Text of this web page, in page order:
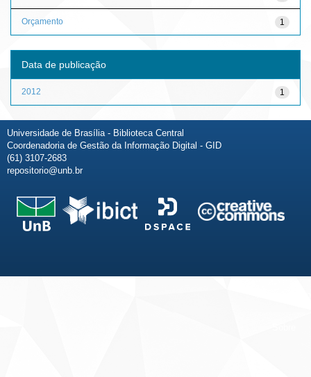
1
Orçamento
Data de publicação
1
2012
Universidade de Brasília - Biblioteca Central
Coordenadoria de Gestão da Informação Digital - GID
(61) 3107-2683
repositorio@unb.br